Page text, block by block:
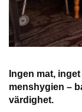
Ingen mat,
menshygien –
värdighet.